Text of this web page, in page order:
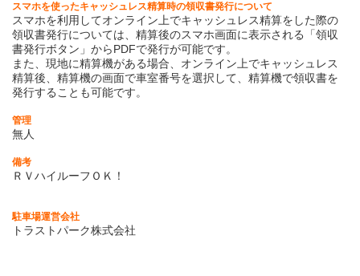
スマホを使ったキャッシュレス精算時の領収書発行について
スマホを利用してオンライン上でキャッシュレス精算をした際の
領収書発行については、精算後のスマホ画面に表示される「領収
書発行ボタン」からPDFで発行が可能です。
また、現地に精算機がある場合、オンライン上でキャッシュレス
精算後、精算機の画面で車室番号を選択して、精算機で領収書を
発行することも可能です。
管理
無人
備考
ＲＶハイルーフＯＫ！
駐車場運営会社
トラストパーク株式会社